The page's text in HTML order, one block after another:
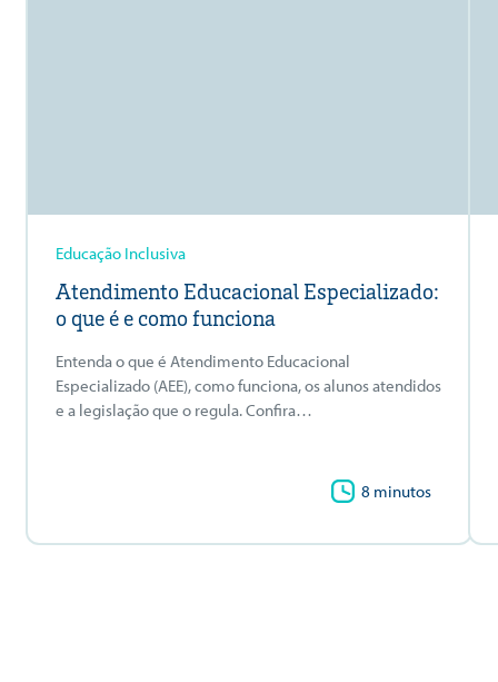
Educação Inclusiva
Atendimento Educacional Especializado:
o que é e como funciona
Entenda o que é Atendimento Educacional
Especializado (AEE), como funciona, os alunos atendidos
e a legislação que o regula. Confira…
8 minutos